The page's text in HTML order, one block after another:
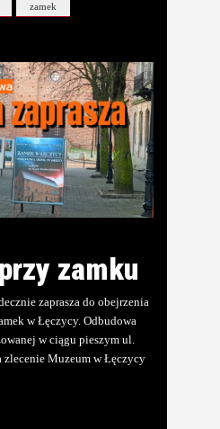
zamek
zamku
zaprasza do obejrzenia
w Łęczycy. Odbudowa
w ciągu pieszym ul.
zlecenie Muzeum w Łęczycy